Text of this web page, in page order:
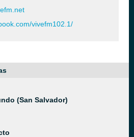
vivefm102.1/
(San Salvador)